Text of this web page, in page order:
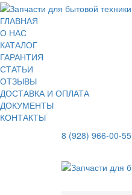
ГЛАВНАЯ
О НАС
КАТАЛОГ
ГАРАНТИЯ
СТАТЬИ
ОТЗЫВЫ
ДОСТАВКА И ОПЛАТА
ДОКУМЕНТЫ
КОНТАКТЫ
8 (928) 966-00-55